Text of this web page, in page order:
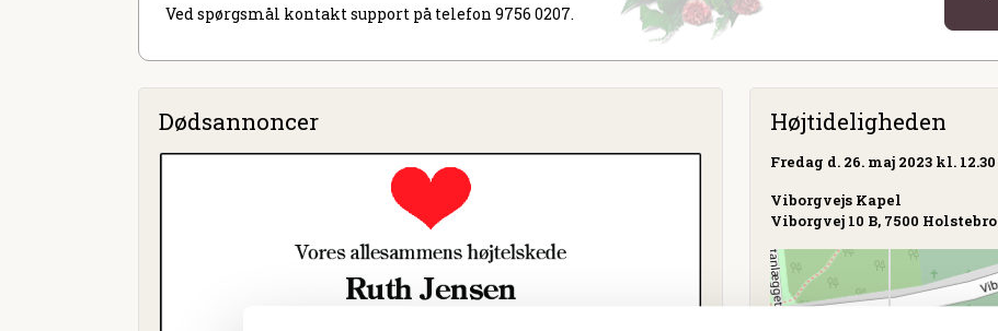
Ved spørgsmål kontakt support på telefon 9756 0207.
Dødsannoncer Højtideligheden
Fredag d. 26. maj 2023 kl. 12.30
Viborgvejs Kapel
Viborgvej 10 B, 7500 Holstebro